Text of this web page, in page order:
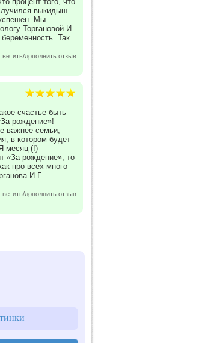
выкидыш.
Мы
Торгановой И.
Так
дополнить отзыв
счастье быть
рождение»!
важнее семьи,
в котором будет
месяц (!)
«За рождение», то
про всех много
И.Г.
дополнить отзыв